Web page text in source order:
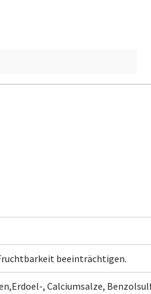
beeinträchtigen.
, Calciumsalze,